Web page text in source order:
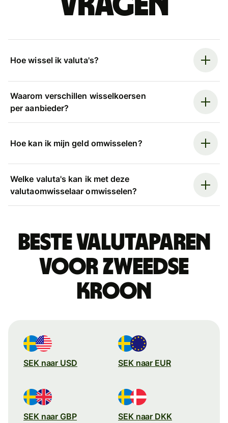
Hoe wissel ik valuta's?
Waarom verschillen wisselkoersen
per aanbieder?
Hoe kan ik mijn geld omwisselen?
Welke valuta's kan ik met deze
valutaomwisselaar omwisselen?
Beste valutaparen
voor Zweedse
kroon
SEK naar USD SEK naar EUR
SEK naar GBP SEK naar DKK